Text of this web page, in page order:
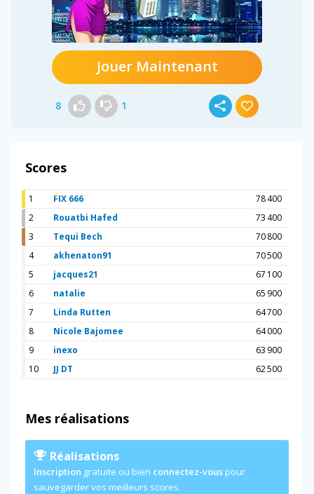
Jouer Maintenant
8 1
Scores
1 FIX 666
78 400
2
Rouatbi Hafed
73 400
3
Tequi Bech
70 800
4
akhenaton91
70 500
5
jacques21
67 100
6
natalie
65 900
7
Linda Rutten
64 700
8
Nicole Bajomee
64 000
9
inexo
63 900
10
JJ DT 62 500
Mes réalisations
Réalisations
Inscription gratuite ou bien connectez-vous pour
sauvegarder vos meilleurs scores.